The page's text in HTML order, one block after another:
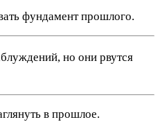
фундамент прошлого.
но они рвутся
в прошлое.